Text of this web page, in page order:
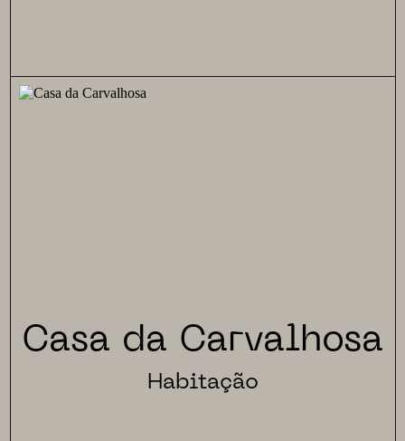
Casa da Carvalhosa
Habitação